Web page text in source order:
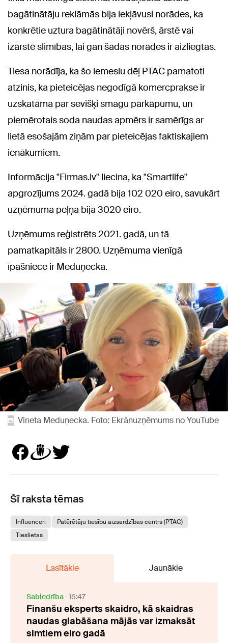
bagātinātāju reklāmās bija iekļāvusi norādes, ka
konkrētie uztura bagātinātāji novērš, ārstē vai
izārstē slimības, lai gan šādas norādes ir aizliegtas.
Tiesa norādīja, ka šo iemeslu dēļ PTAC pamatoti
atzinis, ka pieteicējas negodīgā komercprakse ir
uzskatāma par sevišķi smagu pārkāpumu, un
piemērotais soda naudas apmērs ir samērīgs ar
lietā esošajām ziņām par pieteicējas faktiskajiem
ienākumiem.
Informācija "Firmas.lv" liecina, ka "Smartlife"
apgrozījums 2024. gadā bija 102 020 eiro, savukārt
uzņēmuma peļņa bija 3020 eiro.
Uzņēmums reģistrēts 2021. gadā, un tā
pamatkapitāls ir 2800. Uzņēmuma vienīgā
īpašniece ir Meduņecka.
Vineta Meduņecka. Foto: Ekrānuzņēmums no YouTube
Šī raksta tēmas
Influenceri
Patērētāju tiesību aizsardzības centrs (PTAC)
Tieslietas
Lasītākie Jaunākie
Sabiedrība 16:47
Finanšu eksperts skaidro, kā skaidras
naudas glabāšana mājās var izmaksāt
simtiem eiro gadā